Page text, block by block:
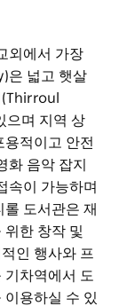
외에서 가장
은 넓고 햇살
며 지역 상
적이고 안전
화 음악 잡지
속이 가능하며
도서관은 재
위한 창작 및
인 행사와 프
기차역에서 도
이용하실 수 있